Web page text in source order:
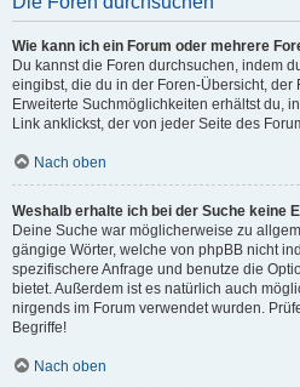
Wie kann ich ein Forum oder mehrere
Du kannst die Foren durchsuchen, indem
eingibst, die du in der Foren-Übersicht,
Erweiterte Suchmöglichkeiten erhältst du,
Link anklickst, der von jeder Seite des
Nach oben
Weshalb erhalte ich bei der Suche keine
Deine Suche war möglicherweise zu
gängige Wörter, welche von phpBB nicht
spezifischere Anfrage und benutze die
bietet. Außerdem ist es natürlich auch
nirgends im Forum verwendet wurden.
Begriffe!
Nach oben